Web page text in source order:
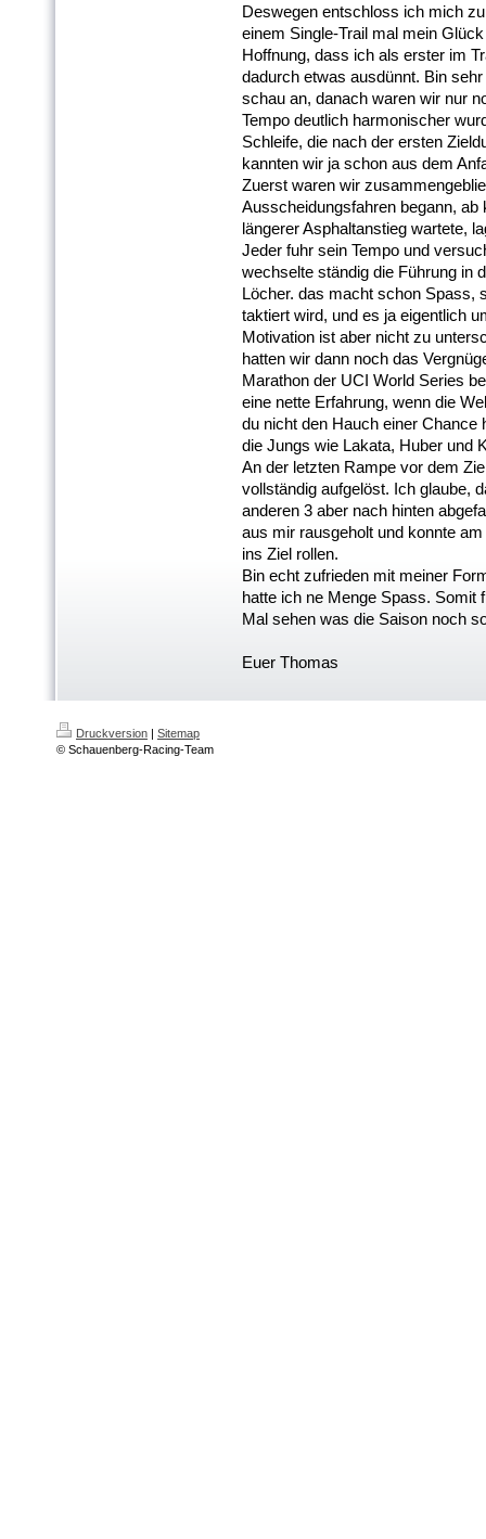
Deswegen entschloss ich mich
einem Single-Trail mal mein
Hoffnung, dass ich als erster im
dadurch etwas ausdünnt. Bin
schau an, danach waren wir nur
Tempo deutlich harmonischer
Schleife, die nach der ersten
kannten wir ja schon aus dem
Zuerst waren wir
Ausscheidungsfahren begann,
längerer Asphaltanstieg wartete,
Jeder fuhr sein Tempo und
wechselte ständig die Führung in
Löcher. das macht schon Spass,
taktiert wird, und es ja eigentlich
Motivation ist aber nicht zu
hatten wir dann noch das
Marathon der UCI World Series
eine nette Erfahrung, wenn die
du nicht den Hauch einer Chance
die Jungs wie Lakata, Huber und
An der letzten Rampe vor dem
vollständig aufgelöst. Ich glaube,
anderen 3 aber nach hinten
aus mir rausgeholt und konnte
ins Ziel rollen.
Bin echt zufrieden mit meiner
hatte ich ne Menge Spass. Somit
Mal sehen was die Saison noch
Euer Thomas
Druckversion | Sitemap
© Schauenberg-Racing-Team